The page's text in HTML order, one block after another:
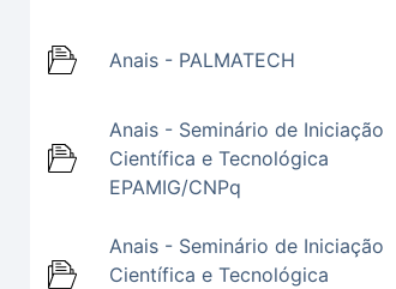
Anais - PALMATECH
Anais - Seminário de Iniciação
Científica e Tecnológica
EPAMIG/CNPq
Anais - Seminário de Iniciação
Científica e Tecnológica